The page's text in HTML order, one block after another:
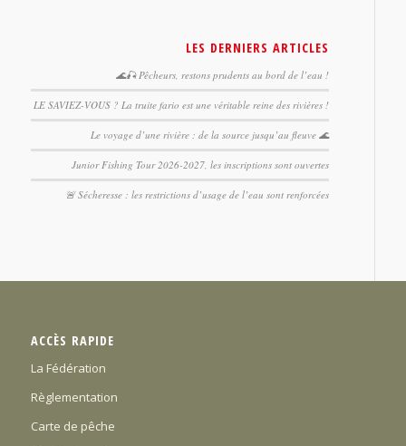
LES DERNIERS ARTICLES
🌊🎣 Pêcheurs, restons prudents au bord de l’eau !
LE SAVIEZ-VOUS ? La truite fario est une véritable reine des rivières !
Le voyage d’une rivière : de la source jusqu’au fleuve 🌊
Junior Fishing Tour 2026-2027, les inscriptions sont ouvertes
🚨 Sécheresse : les restrictions d’usage de l’eau sont renforcées
ACCÈS RAPIDE
La Fédération
Règlementation
Carte de pêche